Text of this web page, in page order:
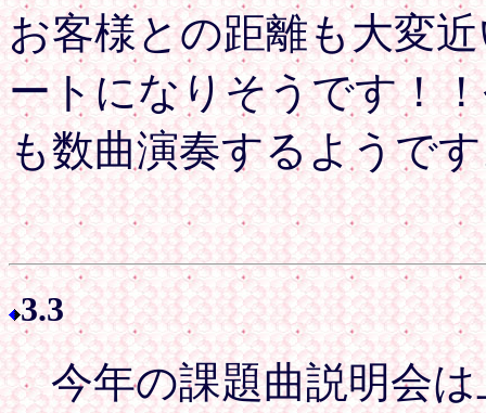
お客様との距離も大変
ートになりそうです！
も数曲演奏するようで
3.3
今年の課題曲説明会は